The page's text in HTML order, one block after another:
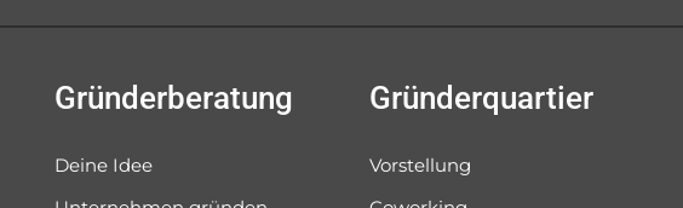
Gründerberatung
Deine Idee
Gründerquartier
Vorstellung